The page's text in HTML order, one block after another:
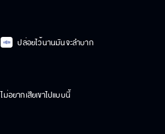
ปล่อยไว้นานมันจะลำบาก
ไม่อยากเสียเขาไปแบบนี้